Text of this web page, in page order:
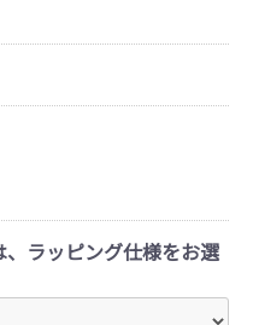
ラッピング仕様をお選